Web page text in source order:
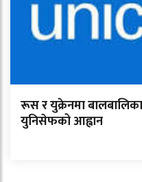
रूस र युक्रेनमा
युनिसेफको आह्वान